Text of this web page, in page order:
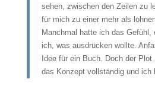
sehen, zwischen den Zeilen zu
für mich zu einer mehr als
Manchmal hatte ich das Gefühl,
ich, was ausdrücken wollte.
Idee für ein Buch. Doch der Plot
das Konzept vollständig und ich